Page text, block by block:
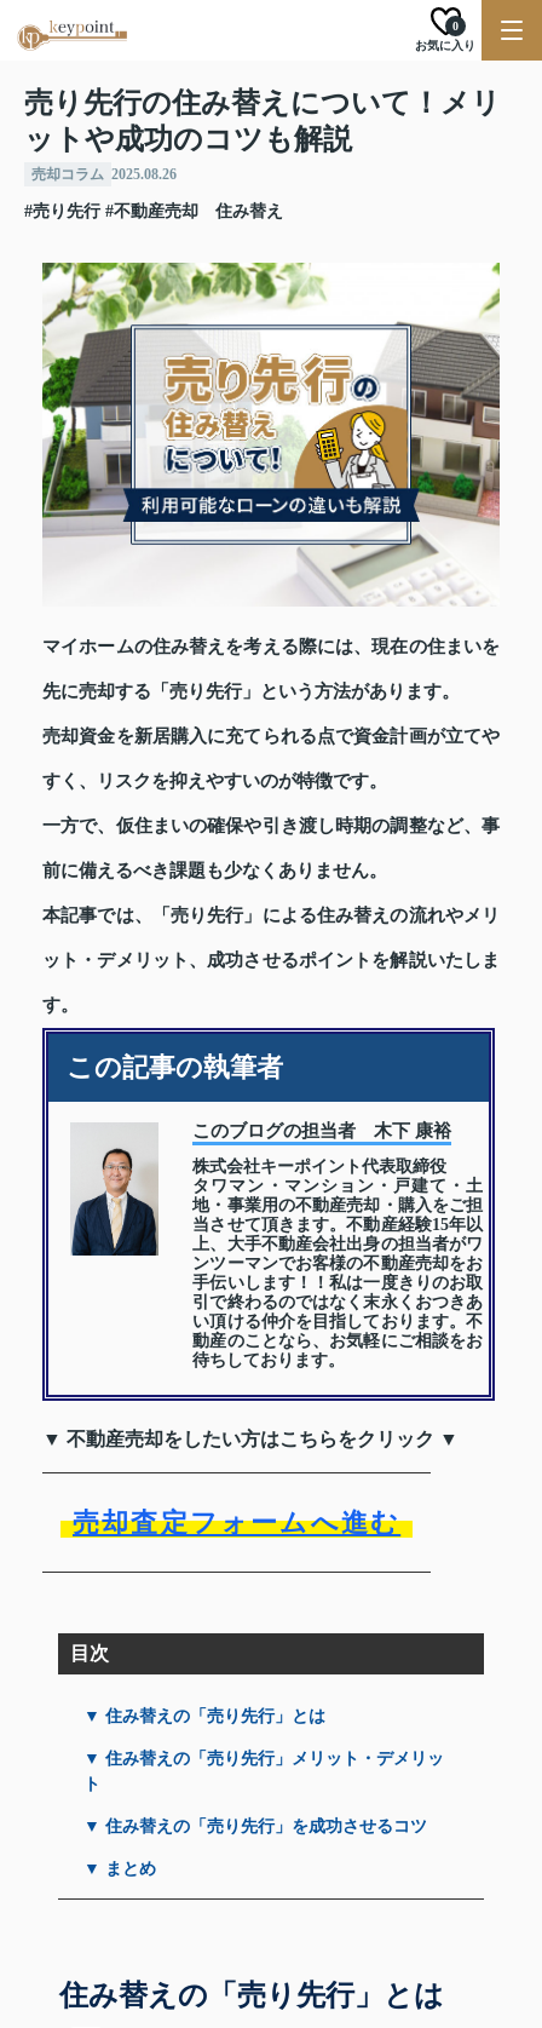
お気に入り
0
売り先行の住み替えについて！メリ
ットや成功のコツも解説
売却コラム 2025.08.26
#売り先行 #不動産売却 住み替え
マイホームの住み替えを考える際には、現在の住まいを
先に売却する「売り先行」という方法があります。
売却資金を新居購入に充てられる点で資金計画が立てや
すく、リスクを抑えやすいのが特徴です。
一方で、仮住まいの確保や引き渡し時期の調整など、事
前に備えるべき課題も少なくありません。
本記事では、「売り先行」による住み替えの流れやメリ
ット・デメリット、成功させるポイントを解説いたしま
す。
この記事の執筆者
このブログの担当者 木下 康裕
株式会社キーポイント代表取締役
タワマン・マンション・戸建て・土
地・事業用の不動産売却・購入をご担
当させて頂きます。不動産経験15年以
上、大手不動産会社出身の担当者がワ
ンツーマンでお客様の不動産売却をお
手伝いします！！私は一度きりのお取
引で終わるのではなく末永くおつきあ
い頂ける仲介を目指しております。不
動産のことなら、お気軽にご相談をお
待ちしております。
▼ 不動産売却をしたい方はこちらをクリック ▼
売却査定フォームへ進む
目次
▼ 住み替えの「売り先行」とは
▼ 住み替えの「売り先行」メリット・デメリッ
ト
▼ 住み替えの「売り先行」を成功させるコツ
▼ まとめ
住み替えの「売り先行」とは